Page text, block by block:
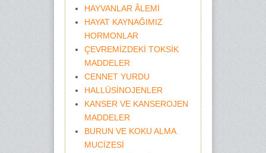
HAYVANLAR ÂLEMİ
HAYAT KAYNAĞIMIZ
HORMONLAR
ÇEVREMİZDEKİ TOKSİK
MADDELER
CENNET YURDU
HALLÜSİNOJENLER
KANSER VE KANSEROJEN
MADDELER
BURUN VE KOKU ALMA
MUCİZESİ